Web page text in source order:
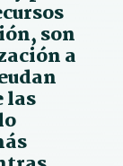
son
a
las